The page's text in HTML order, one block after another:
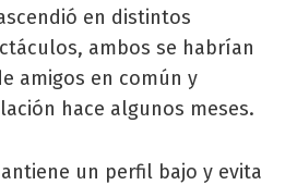
en distintos
ambos se habrían
amigos en común y
hace algunos meses.
un perfil bajo y evita